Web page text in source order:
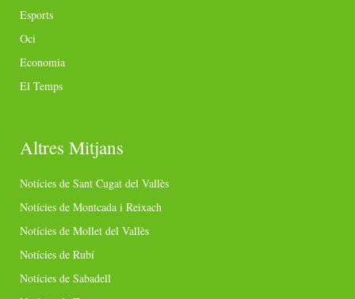
Esports
Oci
Economia
El Temps
Altres Mitjans
Notícies de Sant Cugat del Vallès
Notícies de Montcada i Reixach
Notícies de Mollet del Vallès
Notícies de Rubí
Notícies de Sabadell